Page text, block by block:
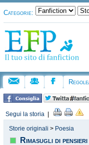
Categorie:
Segui la storia
Storie originali > Poesia
Rimasugli di pensieri